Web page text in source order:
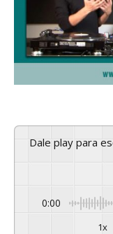
Dale play para
0:00
1x